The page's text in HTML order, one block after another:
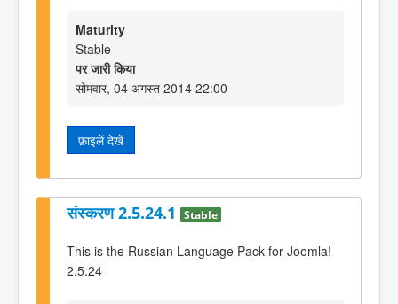
Maturity
Stable
पर जारी किया
सोमवार, 04 अगस्त 2014 22:00
फ़ाइलें देखें
संस्करण 2.5.24.1 Stable
This is the Russian Language Pack for Joomla!
2.5.24